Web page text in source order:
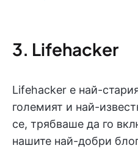
3. Lifehacker
Lifehacker е най-
големият и най-
се, трябваше да го
нашите най-добри